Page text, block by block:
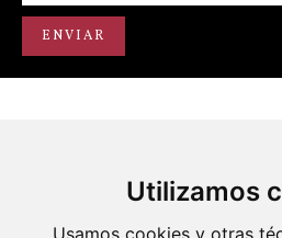
Utilizamos
Usamos cookies y otras